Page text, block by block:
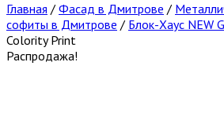
Главная / Фасад в Дмитрове /
софиты в Дмитрове / Блок-Хаус NEW
Colority Print
Распродажа!